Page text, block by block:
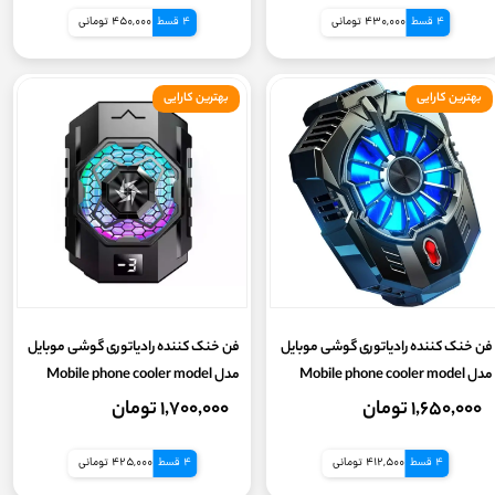
کانکتور
سازگاری
باتری داخلی
خنک کنندگی 360 درجه
پشتیبانی از سایز های
کشور سازنده
4 قسط 430,000 تومانی 4 قسط 450,000 تومانی
فن خنک کننده رادیاتوری گوشی موبایل
مدل Mobile phone cooler model
X20
۱,۶۵۰,۰۰۰ تومان
4 قسط 412,500 تومانی
بهترین کارایی
فن خنک کننده رادیاتوری گوشی موبایل
مدل Mobile phone cooler model
SL31
۱,۷۰۰,۰۰۰ تومان
4 قسط 425,000 تومانی
بهترین کارایی